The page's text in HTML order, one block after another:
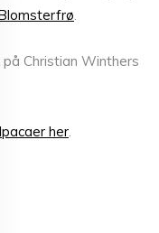
.
Christian Winthers
her.